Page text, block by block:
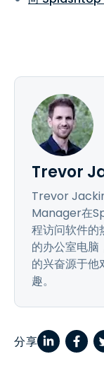
Trevor
Trevor
Manager在
程访问软件的
的办公室电
的兴奋源于他
趣。
分享